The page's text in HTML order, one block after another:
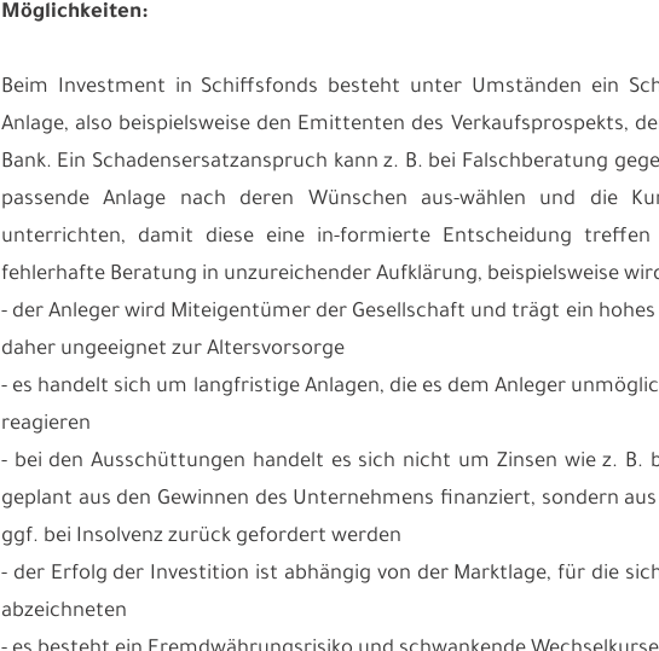
Möglichkeiten:
Beim Investment in Schiffsfonds besteht unter Umständen ein
Anlage, also beispielsweise den Emittenten des Verkaufsprospekts,
Bank. Ein Schadensersatzanspruch kann z. B. bei Falschberatung
passende Anlage nach deren Wünschen aus-wählen und die
unterrichten, damit diese eine in-formierte Entscheidung
fehlerhafte Beratung in unzureichender Aufklärung, beispielsweise
- der Anleger wird Miteigentümer der Gesellschaft und trägt ein
daher ungeeignet zur Altersvorsorge
- es handelt sich um langfristige Anlagen, die es dem Anleger
reagieren
- bei den Ausschüttungen handelt es sich nicht um Zinsen wie z.
geplant aus den Gewinnen des Unternehmens finanziert, sondern
ggf. bei Insolvenz zurück gefordert werden
- der Erfolg der Investition ist abhängig von der Marktlage, für die
abzeichneten